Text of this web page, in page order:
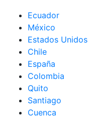
Ecuador
México
Estados Unidos
Chile
España
Colombia
Quito
Santiago
Cuenca